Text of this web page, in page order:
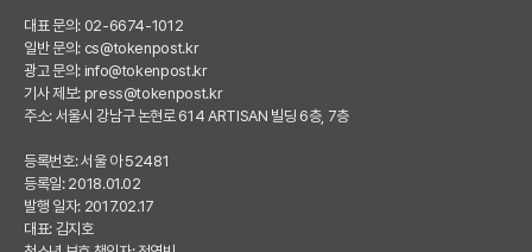
대표 문의: 02-6674-1012
일반 문의: cs@tokenpost.kr
광고 문의: info@tokenpost.kr
기사 제보: press@tokenpost.kr
주소: 서울시 강남구 논현로 614 ARTISAN 빌딩 6층, 7층
등록번호: 서울 아 52481
등록일: 2018.01.02
발행 일자: 2017.02.17
대표: 김지호